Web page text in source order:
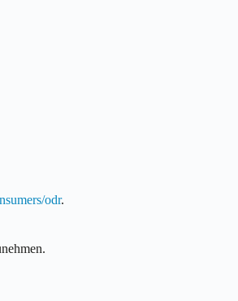
odr.